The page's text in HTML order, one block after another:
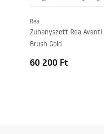
Rea
Zuhanyszett Rea Avanti
Brush Gold
60 200 Ft